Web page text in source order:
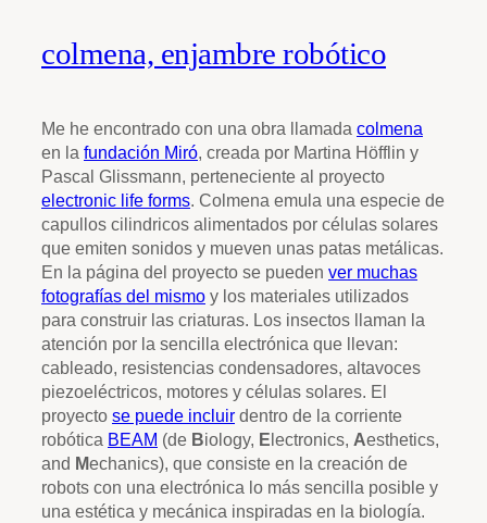
colmena, enjambre robótico
Me he encontrado con una obra llamada colmena
en la fundación Miró, creada por Martina Höfflin y
Pascal Glissmann, perteneciente al proyecto
electronic life forms. Colmena emula una especie de
capullos cilindricos alimentados por células solares
que emiten sonidos y mueven unas patas metálicas.
En la página del proyecto se pueden ver muchas
fotografías del mismo y los materiales utilizados
para construir las criaturas. Los insectos llaman la
atención por la sencilla electrónica que llevan:
cableado, resistencias condensadores, altavoces
piezoeléctricos, motores y células solares. El
proyecto se puede incluir dentro de la corriente
robótica BEAM (de Biology, Electronics, Aesthetics,
and Mechanics), que consiste en la creación de
robots con una electrónica lo más sencilla posible y
una estética y mecánica inspiradas en la biología.